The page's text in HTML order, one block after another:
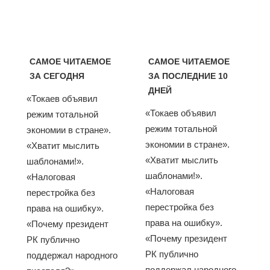
САМОЕ ЧИТАЕМОЕ
ЗА СЕГОДНЯ
«Токаев объявил
режим тотальной
экономии в стране».
«Хватит мыслить
шаблонами!».
«Налоговая
перестройка без
права на ошибку».
«Почему президент
РК публично
поддержал народного
САМОЕ ЧИТАЕМОЕ
ЗА ПОСЛЕДНИЕ 10
ДНЕЙ
«Токаев объявил
режим тотальной
экономии в стране».
«Хватит мыслить
шаблонами!».
«Налоговая
перестройка без
права на ошибку».
«Почему президент
РК публично